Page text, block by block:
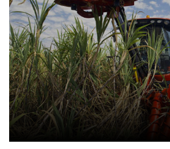
a
:
6
d
e
j
a
n